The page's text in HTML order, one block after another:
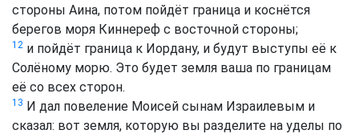
стороны Аина, потом пойдёт граница и коснётся
берегов моря Киннереф с восточной стороны;
12 и пойдёт граница к Иордану, и будут выступы её к
Солёному морю. Это будет земля ваша по границам
её со всех сторон.
13 И дал повеление Моисей сынам Израилевым и
сказал: вот земля, которую вы разделите на уделы по